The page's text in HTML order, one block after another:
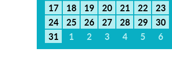
17
18 19 20 21 22
23
24
25 26 27 28 29
30
31
1 2 3 4 5 6